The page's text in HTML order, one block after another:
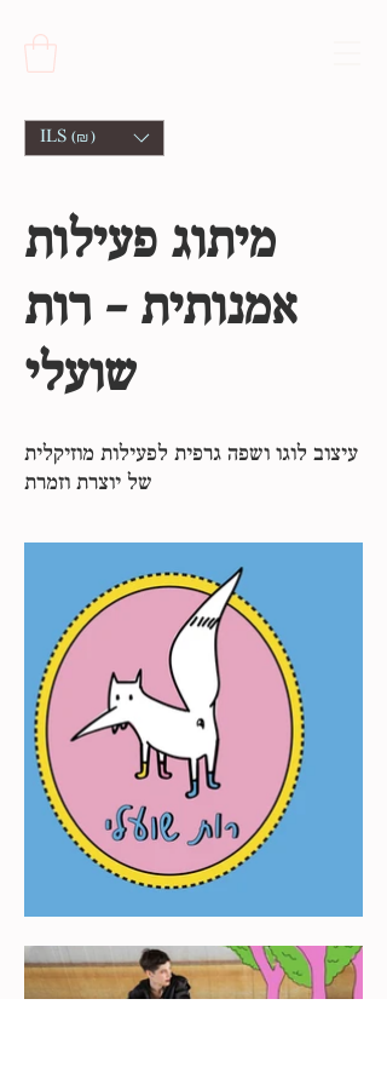
ILS (₪)
מיתוג פעילות
אמנותית - רות
שועלי
עיצוב לוגו ושפה גרפית לפעילות מוזיקלית
של יוצרת וזמרת